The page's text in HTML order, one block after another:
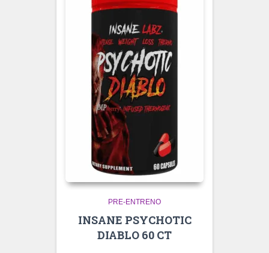
PRE-ENTRENO
INSANE PSYCHOTIC
DIABLO 60 CT